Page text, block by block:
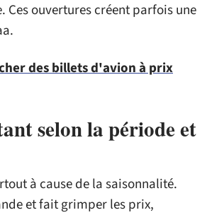
ouvertures créent parfois une
des billets d'avion à prix
selon la période et
à cause de la saisonnalité.
et fait grimper les prix,